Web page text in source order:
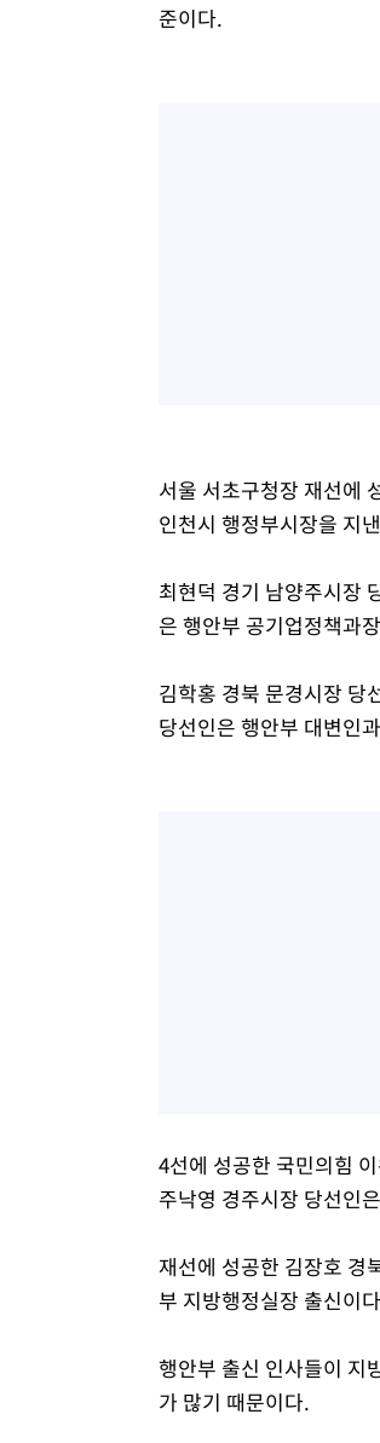
준이다.
서울 서초구청장 재선에
인천시 행정부시장을 지
최현덕 경기 남양주시장
은 행안부 공기업정책과
김학홍 경북 문경시장 당
당선인은 행안부 대변인
4선에 성공한 국민의힘
주낙영 경주시장 당선인
재선에 성공한 김장호 경
부 지방행정실장 출신이
행안부 출신 인사들이 지
가 많기 때문이다.